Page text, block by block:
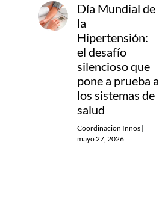
Día Mundial de
la
Hipertensión:
el desafío
silencioso que
pone a prueba a
los sistemas de
salud
Coordinacion Innos |
mayo 27, 2026